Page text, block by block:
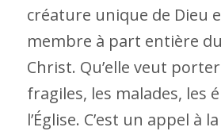
créature unique de Dieu
membre à part entière
Christ. Qu’elle veut
fragiles, les malades, les
l’Église. C’est un appel à